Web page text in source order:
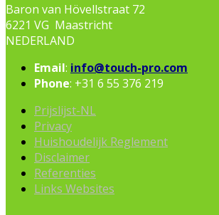
Baron van Hövellstraat 72
6221 VG Maastricht
NEDERLAND
Email: info@touch-pro.com
Phone: +31 6 55 376 219
Prijslijst-NL
Privacy
Huishoudelijk Reglement
Disclaimer
Referenties
Links Websites